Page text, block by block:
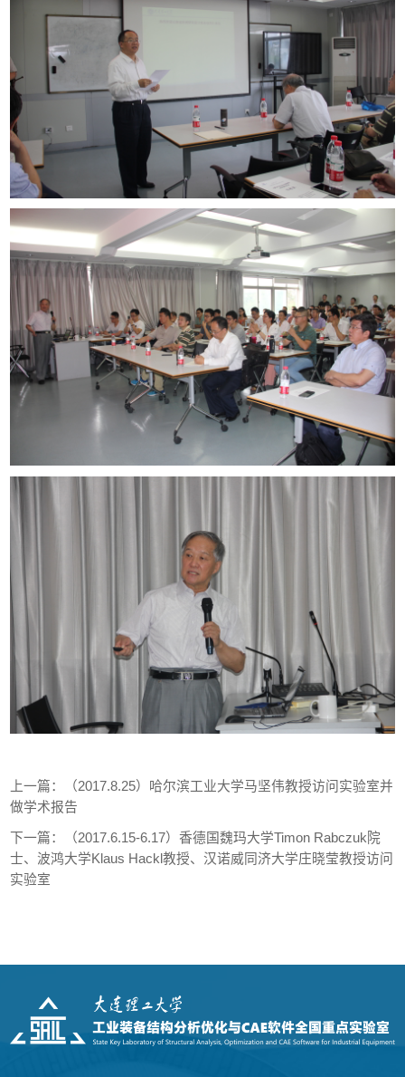
上一篇：
（2017.8.25）哈尔滨工业大学马坚伟教授访问实验室并
做学术报告
下一篇：
（2017.6.15-6.17）香德国魏玛大学Timon Rabczuk院
士、波鸿大学Klaus Hackl教授、汉诺威同济大学庄晓莹教授访问
实验室